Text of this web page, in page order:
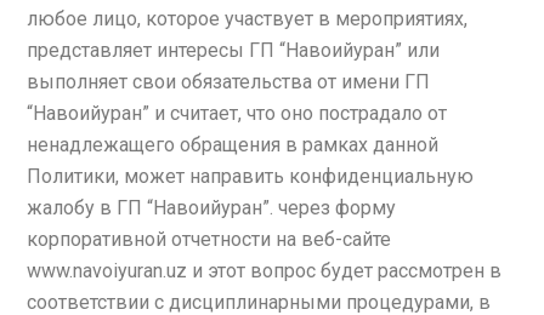
любое лицо, которое участвует в мероприятиях,
представляет интересы ГП “Навоийуран” или
выполняет свои обязательства от имени ГП
“Навоийуран” и считает, что оно пострадало от
ненадлежащего обращения в рамках данной
Политики, может направить конфиденциальную
жалобу в ГП “Навоийуран”. через форму
корпоративной отчетности на веб-сайте
www.navoiyuran.uz и этот вопрос будет рассмотрен в
соответствии с дисциплинарными процедурами, в